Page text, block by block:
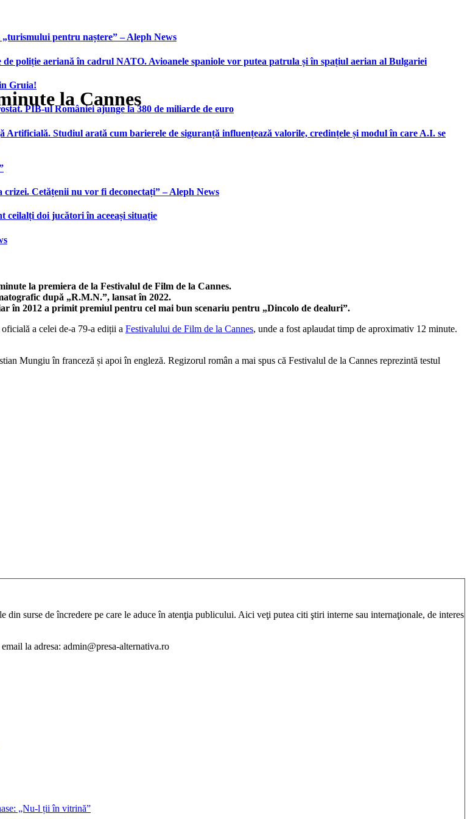
pentru naștere” – Aleph News
poliție aeriană în cadrul NATO. Avioanele spaniole vor putea patrula și în spațiul aerian al Bulgariei
Gruia!
PIB-ul României ajunge la 380 de miliarde de euro
Studiul arată cum barierele de siguranță influențează valorile, credințele și modul în care A.I. se
Cetățenii nu vor fi deconectați” – Aleph News
ceilalți doi jucători în aceeași situație
la Cannes
la premiera de la Festivalul de Film de la Cannes.
după „R.M.N.”, lansat în 2022.
în 2012 a primit premiul pentru cel mai bun scenariu pentru „Dincolo de dealuri”.
a celei de-a 79-a ediții a Festivalului de Film de la Cannes, unde a fost aplaudat timp de aproximativ 12 minute.
Mungiu în franceză și apoi în engleză. Regizorul român a mai spus că Festivalul de la Cannes reprezintă testul
surse de încredere pe care le aduce în atenţia publicului. Aici veţi putea citi ştiri interne sau internaţionale, de interes
la adresa: admin@presa-alternativa.ro